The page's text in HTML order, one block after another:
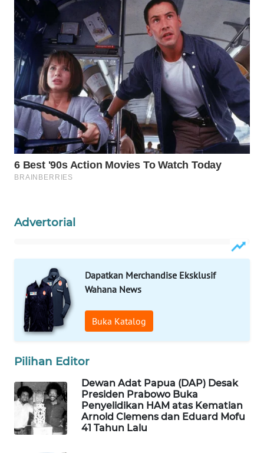
Advertorial
Dapatkan Merchandise Eksklusif
Wahana News
Buka Katalog
Pilihan Editor
Dewan Adat Papua (DAP) Desak
Presiden Prabowo Buka
Penyelidikan HAM atas Kematian
Arnold Clemens dan Eduard Mofu
41 Tahun Lalu
WAHANANEWS
CO ID
WAHANANEWS
NET
WAHANA
SPORT
WAHANA
WAHANA
SELEB
WAHANA
PERSONA
WAHANA
OTOMOTIF
HEALTH
WAHANA
DESA
WISATA